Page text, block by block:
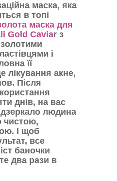
маска, яка
в топі
маска для
Gold Caviar з
і
її
лікування акне,
Після
днів, на вас
людина
чистою,
І щоб
все
баночки
два рази в